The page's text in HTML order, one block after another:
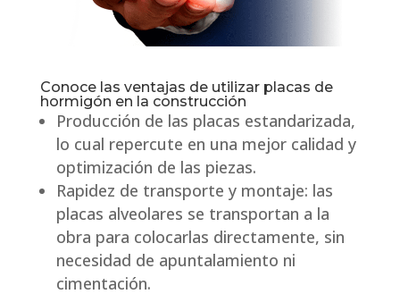
Conoce las ventajas de utilizar placas de
hormigón en la construcción
Producción de las placas estandarizada,
lo cual repercute en una mejor calidad y
optimización de las piezas.
Rapidez de transporte y montaje: las
placas alveolares se transportan a la
obra para colocarlas directamente, sin
necesidad de apuntalamiento ni
cimentación.